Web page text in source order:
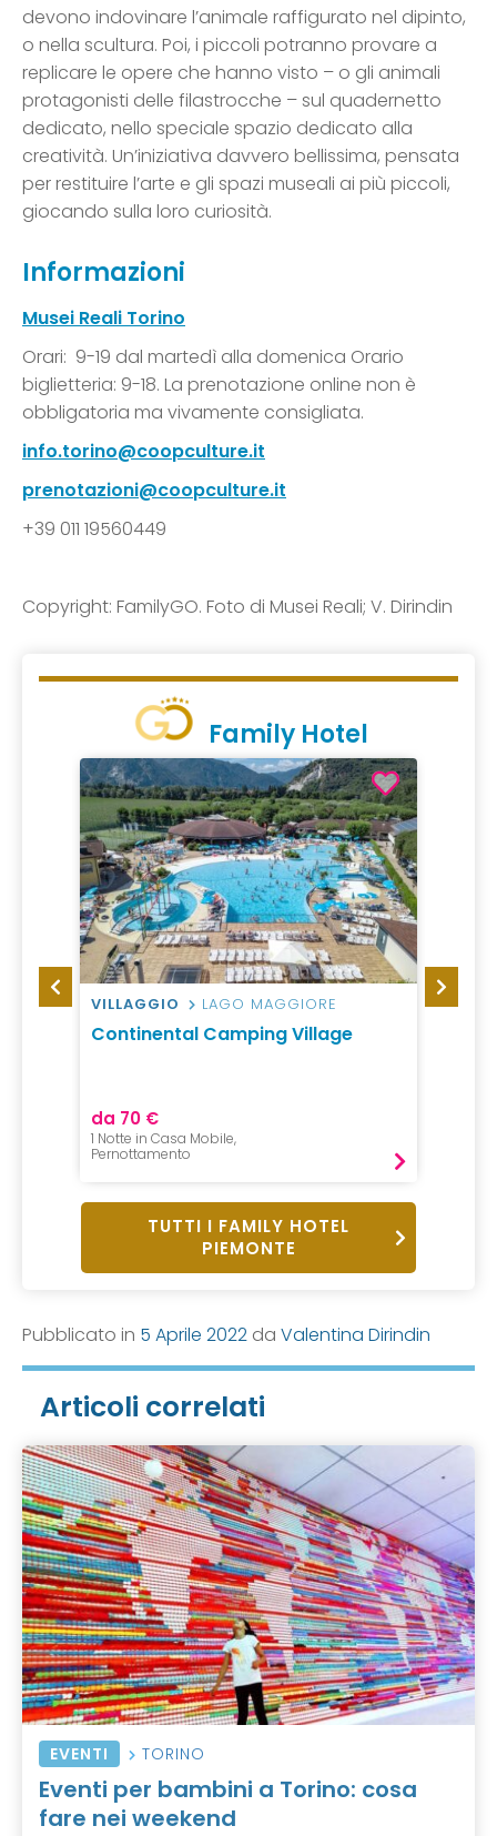
devono indovinare l’animale raffigurato nel dipinto,
o nella scultura. Poi, i piccoli potranno provare a
replicare le opere che hanno visto – o gli animali
protagonisti delle filastrocche – sul quadernetto
dedicato, nello speciale spazio dedicato alla
creatività. Un’iniziativa davvero bellissima, pensata
per restituire l’arte e gli spazi museali ai più piccoli,
giocando sulla loro curiosità.
Informazioni
Musei Reali Torino
Orari: 9-19 dal martedì alla domenica Orario
biglietteria: 9-18. La prenotazione online non è
obbligatoria ma vivamente consigliata.
info.torino@coopculture.it
prenotazioni@coopculture.it
+39 011 19560449
Copyright: FamilyGO. Foto di Musei Reali; V. Dirindin
Family Hotel
VILLAGGIO LAGO MAGGIORE
Continental Camping Village
da 70 €
1 Notte in Casa Mobile,
Pernottamento
HOTEL
TUTTI I FAMILY HOTEL
PIEMONTE
Pubblicato in 5 Aprile 2022 da Valentina Dirindin
Articoli correlati
EVENTI TORINO
Eventi per bambini a Torino: cosa
fare nei weekend